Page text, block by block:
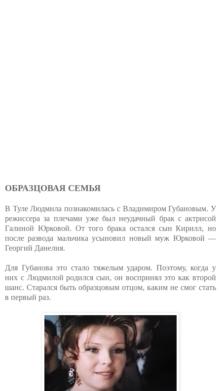
ОБРАЗЦОВАЯ СЕМЬЯ
В Туле Людмила познакомилась с Владимиром Губановым. У
режиссера за плечами уже был неудачный брак с актрисой
Галиной Юрковой. От того брака остался сын Кирилл, но
после развода мальчика усыновил новый муж Юрковой —
Георгий Данелия.
Для Губанова это стало тяжелым ударом. Поэтому, когда у
них с Людмилой родился сын, он воспринял это как второй
шанс. Старался быть образцовым отцом, каким не смог стать
в первый раз.